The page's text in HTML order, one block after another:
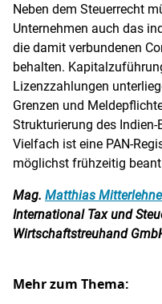
Neben dem Steuerrecht
Unternehmen auch das
die damit verbundenen
behalten.
Lizenzzahlungen
Grenzen und
Strukturierung des
Vielfach ist eine PAN-
möglichst frühzeitig
Mag. Matthias
International Tax und
Wirtschaftstreuhand
Mehr zum Thema: